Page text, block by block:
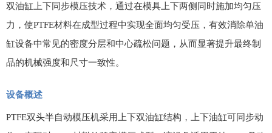
双油缸上下同步模压技术，通过在模具上下两侧同时施加均匀压
力，使PTFE材料在成型过程中实现全面均匀受压，有效消除单油
缸设备中常见的密度分层和中心疏松问题，从而显著提升最终制
品的机械强度和尺寸一致性。
设备概述
PTFE双头半自动模压机采用上下双油缸结构，上下油缸可同步动